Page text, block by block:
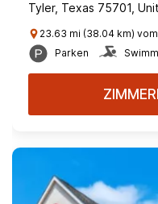
Tyler, Texas 75701,
23.63 mi (38.04 km)
Parken